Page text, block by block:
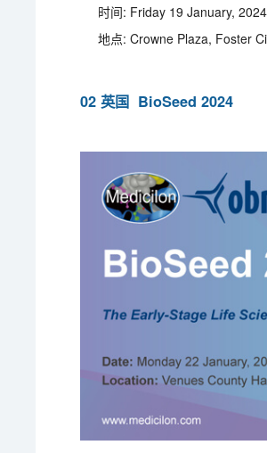
时间: Friday 19 January, 2024
地点: Crowne Plaza, Foster
02 英国 BioSeed 2024